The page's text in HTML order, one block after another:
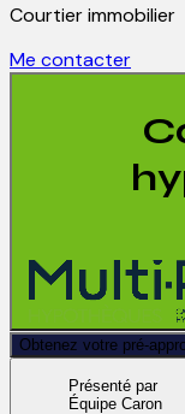
Courtier immobilier
Me contacter
Obtenez votre pré-
Présenté par
Équipe Caron